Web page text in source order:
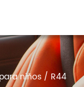
niños / R44